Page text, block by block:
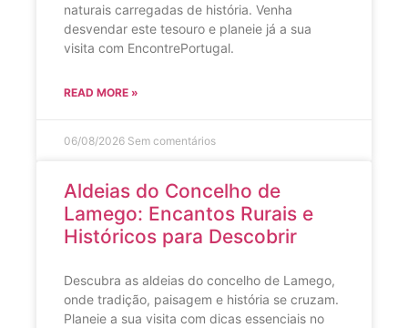
naturais carregadas de história. Venha
desvendar este tesouro e planeie já a sua
visita com EncontrePortugal.
READ MORE »
06/08/2026 Sem comentários
Aldeias do Concelho de
Lamego: Encantos Rurais e
Históricos para Descobrir
Descubra as aldeias do concelho de Lamego,
onde tradição, paisagem e história se cruzam.
Planeie a sua visita com dicas essenciais no